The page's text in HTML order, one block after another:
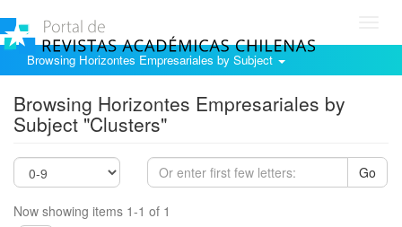
Browsing Horizontes Empresariales by Subject
Browsing Horizontes Empresariales by
Subject "Clusters"
Go
Now showing items 1-1 of 1